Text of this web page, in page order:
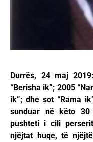
Durrës, 24 maj
“Berisha ik”; 2005
ik”; dhe sot “Rama
sunduar në këto 30
pushteti i cili
njëjtat huqe, të